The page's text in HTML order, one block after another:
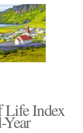
Life Index